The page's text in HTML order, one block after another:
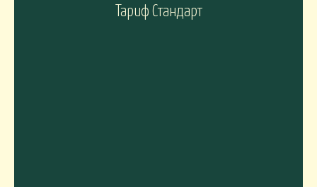
Тариф Стандарт